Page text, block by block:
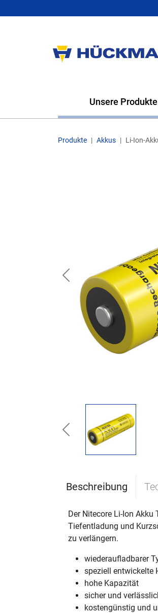
Unsere Produkte
Produkte Akkus Li-Ion-
Previous
Previous
Beschreibung
Der Nitecore Li-Ion
Tiefentladung und
zu verlängern.
wiederaufladbarer
speziell entwickelte
hohe Kapazität
sicher und
kostengünstig und